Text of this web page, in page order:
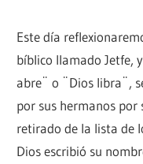
Este día
bíblico llamado Jetfe,
abre¨ o ¨Dios libra¨,
por sus hermanos
retirado de la lista de
Dios escribió su